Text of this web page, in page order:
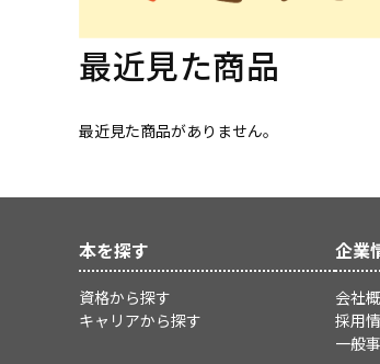
最近見た商品
最近見た商品がありません。
本を探す
資格から探す
キャリアから探す
企業
会社
採用
一般